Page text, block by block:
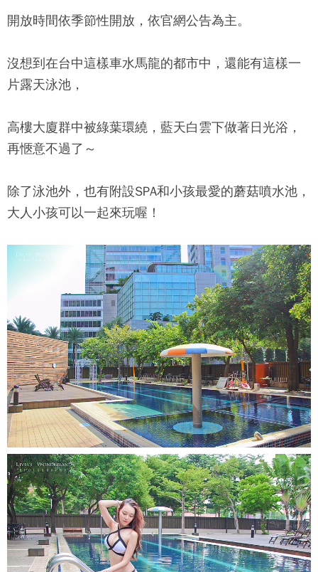
開放時間依季節性開放，依官網公告為主。
沒想到在台中這樣車水馬龍的都市中，還能有這樣一
片露天泳池，
高樓大廈群中被綠葉環繞，藍天白雲下做著日光浴，
再愜意不過了～
除了泳池外，也有附設SPA和小孩最愛的蘑菇噴水池，
大人小孩可以一起來玩喔！